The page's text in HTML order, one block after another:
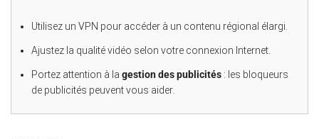
Utilisez un VPN pour accéder à un contenu régional élargi.
Ajustez la qualité vidéo selon votre connexion Internet.
Portez attention à la gestion des publicités : les bloqueurs
de publicités peuvent vous aider.